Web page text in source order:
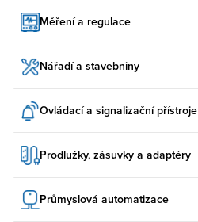
Měření a regulace
Nářadí a stavebniny
Ovládací a signalizační přístroje
Prodlužky, zásuvky a adaptéry
Průmyslová automatizace